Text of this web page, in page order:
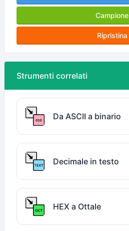
Campione
Ripristina
Strumenti correlati
Da ASCII a binario
Decimale in testo
HEX a Ottale